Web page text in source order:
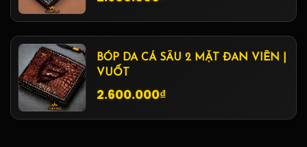
BÓP DA CÁ SẤU 2 MẶT ĐAN VIỀN |
VUỐT
2.600.000₫